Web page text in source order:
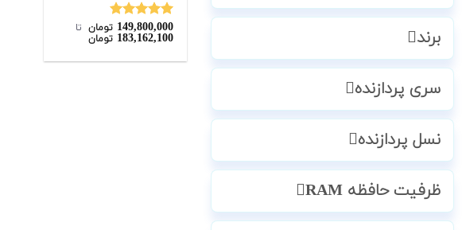
برند
سری پردازنده
نسل پردازنده
ظرفیت حافظه RAM
نمره5.00
از 5
149,800,000 تومان ‌ تا ‌
183,162,100 تومان